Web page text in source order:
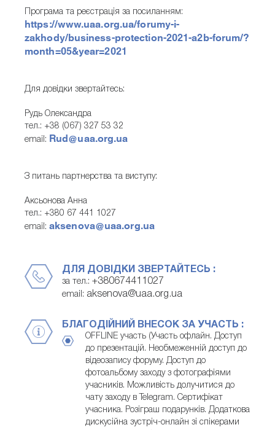
Програма та реєстрація за посиланням:
https://www.uaa.org.ua/forumy-i-
zakhody/business-protection-2021-a2b-forum/?
month=05&year=2021
Для довідки звертайтесь:
Рудь Олександра
тел.: +38 (067) 327 53 32
email: Rud@uaa.org.ua
З питань партнерства та виступу:
Аксьонова Анна
тел.: +380 67 441 1027
email: aksenova@uaa.org.ua
ДЛЯ ДОВІДКИ ЗВЕРТАЙТЕСЬ :
за тел.: +380674411027
email: aksenova@uaa.org.ua
БЛАГОДІЙНИЙ ВНЕСОК ЗА УЧАСТЬ :
OFFLINE участь (Участь офлайн. Доступ
до презентацій. Необмеженній доступ до
відеозапису форуму. Доступ до
фотоальбому заходу з фотографіями
учасників. Можливість долучитися до
чату заходу в Telegram. Сертифікат
учасника. Розіграш подарунків. Додаткова
дискусійна зустріч-онлайн зі спікерами